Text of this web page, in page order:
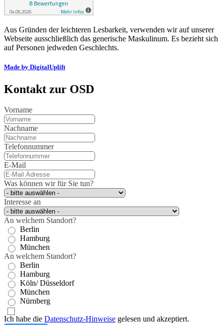
Aus Gründen der leichteren Lesbarkeit, verwenden wir auf unserer
Webseite ausschließlich das generische Maskulinum. Es bezieht sich
auf Personen jedweden Geschlechts.
Made by DigitalUplift
Kontakt zur OSD
Vorname
Nachname
Telefonnummer
E-Mail
Was können wir für Sie tun?
Interesse an
An welchem Standort?
Berlin
Hamburg
München
An welchem Standort?
Berlin
Hamburg
Köln/ Düsseldorf
München
Nürnberg
Ich habe die Datenschutz-Hinweise gelesen und akzeptiert.